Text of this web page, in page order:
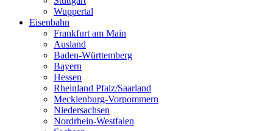
Wuppertal
Eisenbahn
Frankfurt am Main
Ausland
Baden-Württemberg
Bayern
Hessen
Rheinland Pfalz/Saarland
Mecklenburg-Vorpommern
Niedersachsen
Nordrhein-Westfalen